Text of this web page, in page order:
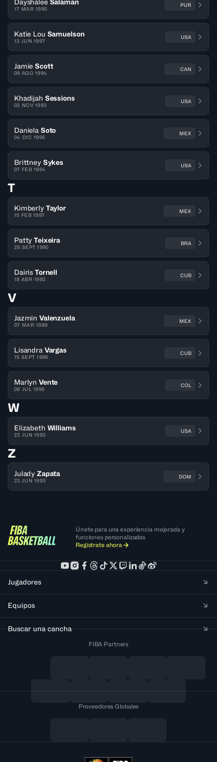
Dayshalee Salaman
17 MAR 1990
PUR
Katie Lou Samuelson
13 JUN 1997
USA
Jamie Scott
09 AGO 1994
CAN
Khadijah Sessions
02 NOV 1993
USA
Daniela Soto
04 DIC 1995
MEX
Brittney Sykes
07 FEB 1994
USA
T
Kimberly Taylor
15 FEB 1997
MEX
Patty Teixeira
28 SEPT 1990
BRA
Dairis Tornell
18 ABR 1992
CUB
V
Jazmin Valenzuela
07 MAR 1989
MEX
Lisandra Vargas
15 SEPT 1996
CUB
Marlyn Vente
08 JUL 1995
COL
W
Elizabeth Williams
23 JUN 1993
USA
Z
Julady Zapata
23 JUN 1993
DOM
Únete para una experiencia mejorada y
funciones personalizadas
Regístrate ahora
Jugadores
Equipos
Buscar una cancha
FIBA Partners
Proveedores Globales